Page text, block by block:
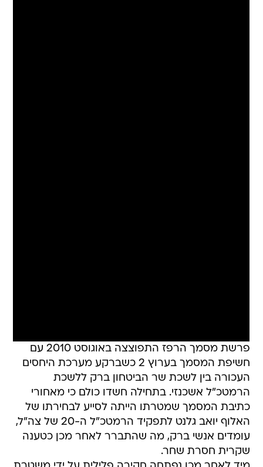
פרשת מסמך הרפז התפוצצה באוגוסט 2010 עם
חשיפת המסמך בערוץ 2 כשברקע מערכת היחסים
העכורה בין לשכת שר הביטחון ברק ללשכת
הרמטכ"ל אשכנזי. בתחילה חשדו כולם כי מאחורי
כתיבת המסמך שמטרתו הייתה לסייע לבחירתו של
האלוף יואב גלנט לתפקיד הרמטכ"ל ה-20 של צה"ל,
עומדים אנשי ברק, מה שהתברר לאחר מכן כטענה
שקרית חסרת שחר.